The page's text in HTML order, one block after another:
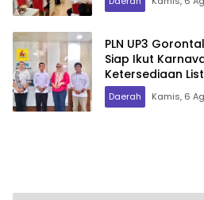
PLN UP3
Siap Ikut
Ketersediaan
Daerah Kamis, 6